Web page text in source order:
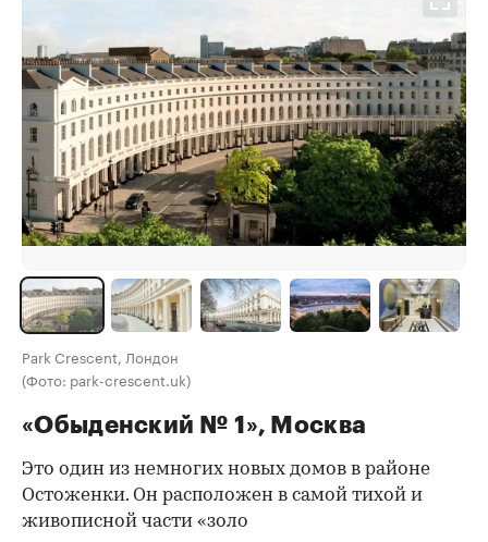
Park Crescent, Лондон
(Фото: park-crescent.uk)
«Обыденский № 1», Москва
Это один из немногих новых домов в районе
Остоженки. Он расположен в самой тихой и
живописной части «золо